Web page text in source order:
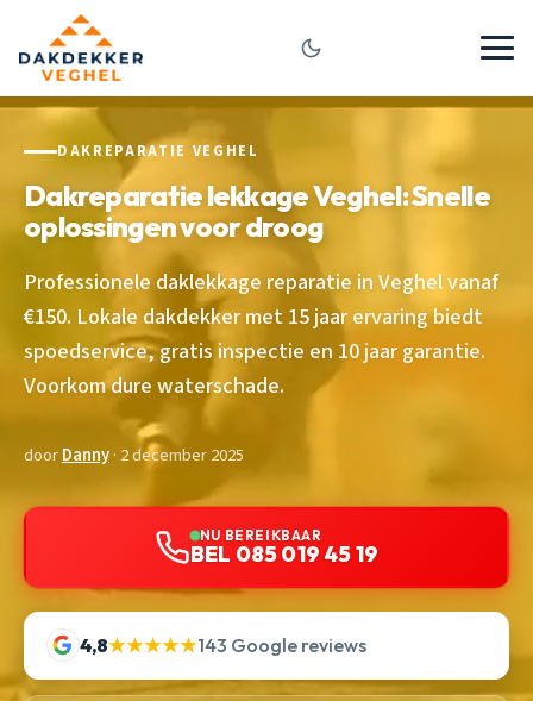
DAKREPARATIE VEGHEL
Dakreparatie lekkage Veghel: Snelle
oplossingen voor droog
Professionele daklekkage reparatie in Veghel vanaf
€150. Lokale dakdekker met 15 jaar ervaring biedt
spoedservice, gratis inspectie en 10 jaar garantie.
Voorkom dure waterschade.
doorDanny· 2 december 2025
NU BEREIKBAAR
BEL 085 019 45 19
4,8★★★★★143 Google reviews